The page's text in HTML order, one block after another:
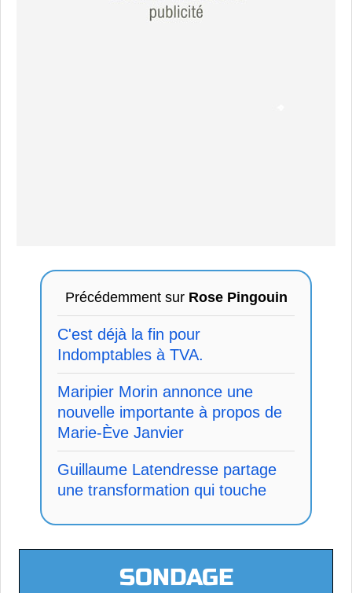
Précédemment sur Rose Pingouin
C'est déjà la fin pour
Indomptables à TVA.
Maripier Morin annonce une
nouvelle importante à propos de
Marie-Ève Janvier
Guillaume Latendresse partage
une transformation qui touche
SONDAGE